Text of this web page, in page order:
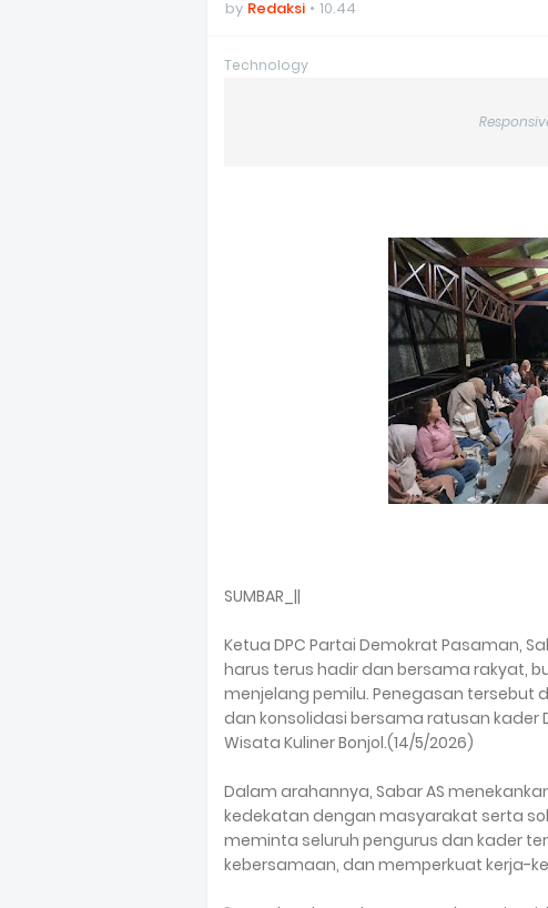
by Redaksi 10.44
Technology
SUMBAR_||
Ketua DPC Partai Demokrat Pasaman,
harus terus hadir dan bersama rakyat,
menjelang pemilu. Penegasan
dan konsolidasi bersama ratusan kader
Wisata Kuliner Bonjol.(14/5/2026)
Dalam arahannya, Sabar AS
kedekatan dengan masyarakat serta
meminta seluruh pengurus dan kader
kebersamaan, dan memperkuat kerja-